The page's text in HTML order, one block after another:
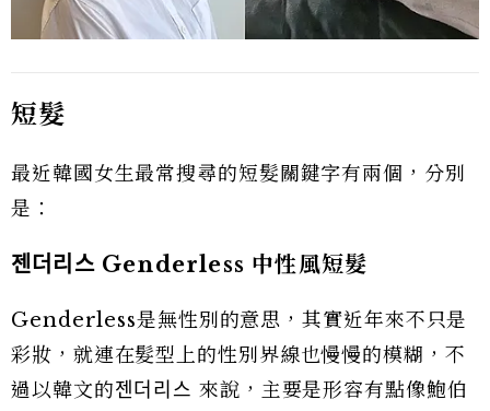
短髮
最近韓國女生最常搜尋的短髮關鍵字有兩個，分別
是：
젠더리스 Genderless 中性風短髮
Genderless是無性別的意思，其實近年來不只是
彩妝，就連在髮型上的性別界線也慢慢的模糊，不
過以韓文的젠더리스 來說，主要是形容有點像鮑伯